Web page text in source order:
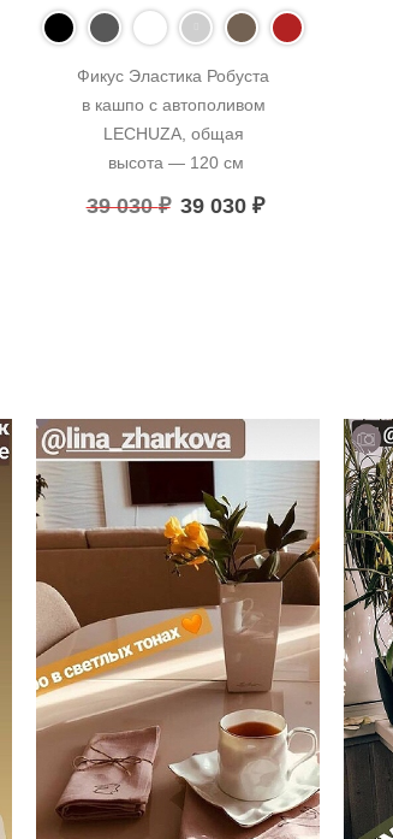
Фикус Эластика Робуста
в кашпо с автополивом
LECHUZA, общая
высота — 120 см
39 030₽ 39 030₽